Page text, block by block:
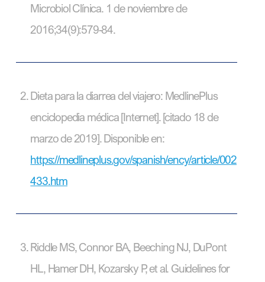
Microbiol Clínica. 1 de noviembre de
2016;34(9):579-84.
Dieta para la diarrea del viajero: MedlinePlus
enciclopedia médica [Internet]. [citado 18 de
marzo de 2019]. Disponible en:
https://medlineplus.gov/spanish/ency/article/002
433.htm
Riddle MS, Connor BA, Beeching NJ, DuPont
HL, Hamer DH, Kozarsky P, et al. Guidelines for